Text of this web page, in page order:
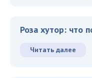
Роза хутор: что
Читать далее